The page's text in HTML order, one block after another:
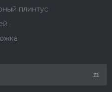
плинтус